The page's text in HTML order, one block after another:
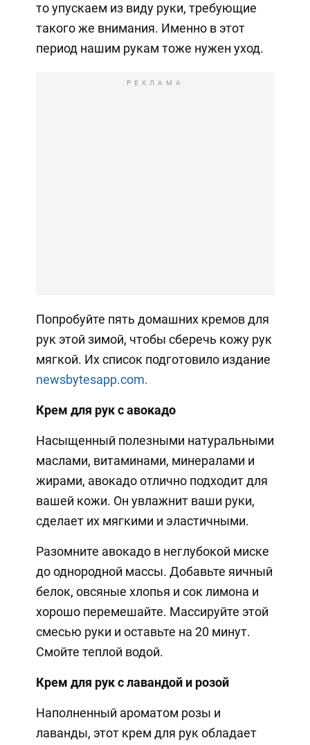
то упускаем из виду руки, требующие
такого же внимания. Именно в этот
период нашим рукам тоже нужен уход.
РЕКЛАМА
Попробуйте пять домашних кремов для
рук этой зимой, чтобы сберечь кожу рук
мягкой. Их список подготовило издание
newsbytesapp.com.
Крем для рук с авокадо
Насыщенный полезными натуральными
маслами, витаминами, минералами и
жирами, авокадо отлично подходит для
вашей кожи. Он увлажнит ваши руки,
сделает их мягкими и эластичными.
Разомните авокадо в неглубокой миске
до однородной массы. Добавьте яичный
белок, овсяные хлопья и сок лимона и
хорошо перемешайте. Массируйте этой
смесью руки и оставьте на 20 минут.
Смойте теплой водой.
Крем для рук с лавандой и розой
Наполненный ароматом розы и
лаванды, этот крем для рук обладает